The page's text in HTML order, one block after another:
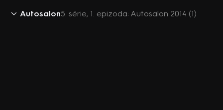
Autosalon5. série, 1. epizoda: Autosalon 2014 (1)